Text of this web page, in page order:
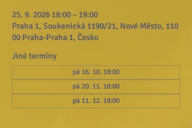
25. 9. 2026 18:00 – 19:00
Praha 1, Soukenická 1190/21, Nové Město, 110
00 Praha-Praha 1, Česko
Jiné termíny
pá 16. 10. 18:00
pá 20. 11. 18:00
pá 11. 12. 18:00